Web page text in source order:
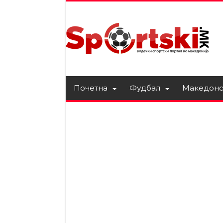
Почетна Фудбал